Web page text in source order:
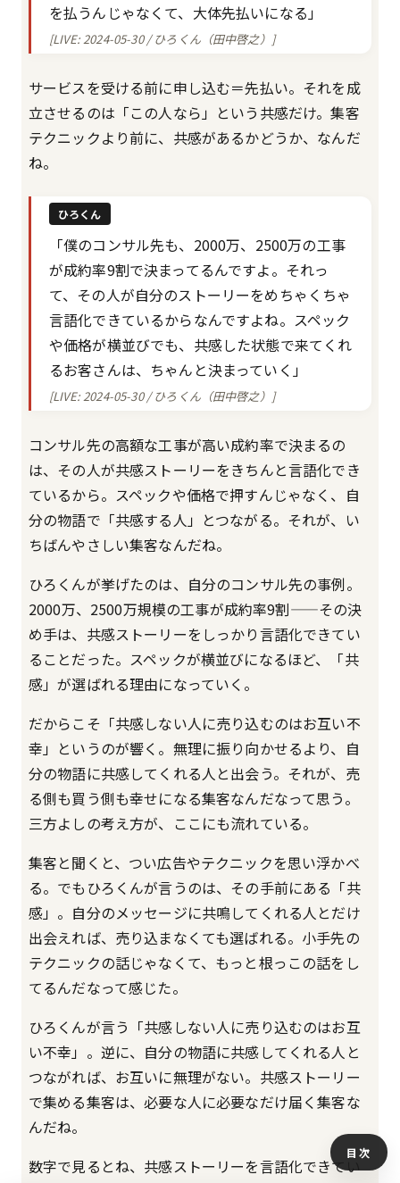
を払うんじゃなくて、大体先払いになる」
[LIVE: 2024-05-30 / ひろくん（田中啓之）]
サービスを受ける前に申し込む＝先払い。それを成
立させるのは「この人なら」という共感だけ。集客
テクニックより前に、共感があるかどうか、なんだ
ね。
ひろくん
「僕のコンサル先も、2000万、2500万の工事
が成約率9割で決まってるんですよ。それっ
て、その人が自分のストーリーをめちゃくちゃ
言語化できているからなんですよね。スペック
や価格が横並びでも、共感した状態で来てくれ
るお客さんは、ちゃんと決まっていく」
[LIVE: 2024-05-30 / ひろくん（田中啓之）]
コンサル先の高額な工事が高い成約率で決まるの
は、その人が共感ストーリーをきちんと言語化でき
ているから。スペックや価格で押すんじゃなく、自
分の物語で「共感する人」とつながる。それが、い
ちばんやさしい集客なんだね。
ひろくんが挙げたのは、自分のコンサル先の事例。
2000万、2500万規模の工事が成約率9割——その決
め手は、共感ストーリーをしっかり言語化できてい
ることだった。スペックが横並びになるほど、「共
感」が選ばれる理由になっていく。
だからこそ「共感しない人に売り込むのはお互い不
幸」というのが響く。無理に振り向かせるより、自
分の物語に共感してくれる人と出会う。それが、売
る側も買う側も幸せになる集客なんだなって思う。
三方よしの考え方が、ここにも流れている。
集客と聞くと、つい広告やテクニックを思い浮かべ
る。でもひろくんが言うのは、その手前にある「共
感」。自分のメッセージに共鳴してくれる人とだけ
出会えれば、売り込まなくても選ばれる。小手先の
テクニックの話じゃなくて、もっと根っこの話をし
てるんだなって感じた。
ひろくんが言う「共感しない人に売り込むのはお互
い不幸」。逆に、自分の物語に共感してくれる人と
つながれば、お互いに無理がない。共感ストーリー
で集める集客は、必要な人に必要なだけ届く集客な
んだね。
数字で見るとね、共感ストーリーを言語化できてい
目次